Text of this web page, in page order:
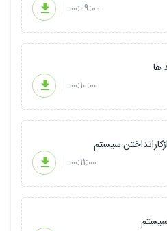
00:09:00
ها
00:10:00
سیستم
00:11:00
سیستم